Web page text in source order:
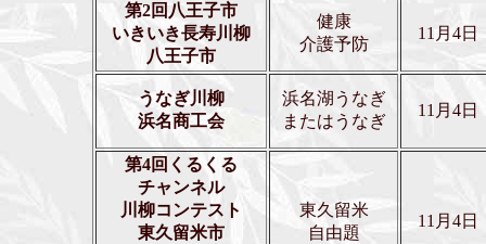
第2回八王子市
いきいき長寿川柳
八王子市
健康
介護予防
11月4日
うなぎ川柳
浜名商工会
浜名湖うなぎ
またはうなぎ
11月4日
第4回くるくる
チャンネル
川柳コンテスト
東久留米市
東久留米
自由題
11月4日